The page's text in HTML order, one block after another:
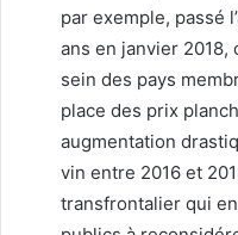
par exemple, passé
ans en janvier
sein des pays
place des prix
augmentation
vin entre 2016 et
transfrontalier qui